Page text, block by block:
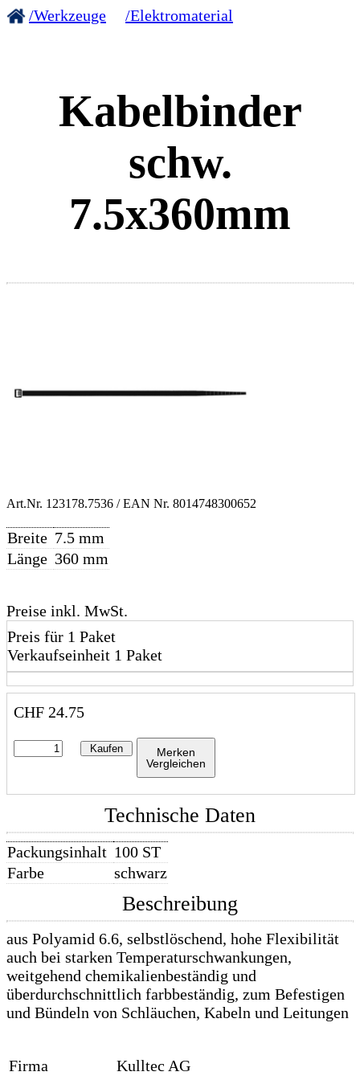
/Werkzeuge /Elektromaterial
Kabelbinder
schw.
7.5x360mm
Art.Nr. 123178.7536 / EAN Nr. 8014748300652
Breite 7.5 mm
Länge 360 mm
Preise inkl. MwSt.
Preis für 1 Paket
Verkaufseinheit 1 Paket
CHF 24.75
Kaufen
Merken
Vergleichen
Technische Daten
Packungsinhalt 100 ST
Farbe
schwarz
Beschreibung
aus Polyamid 6.6, selbstlöschend, hohe Flexibilität
auch bei starken Temperaturschwankungen,
weitgehend chemikalienbeständig und
überdurchschnittlich farbbeständig, zum Befestigen
und Bündeln von Schläuchen, Kabeln und Leitungen
Firma
Kulltec AG